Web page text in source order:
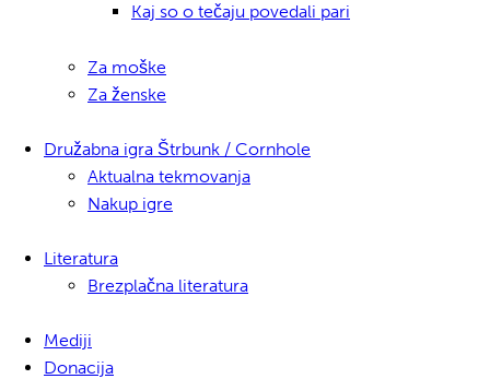
Kaj so o tečaju povedali pari
Za moške
Za ženske
Družabna igra Štrbunk / Cornhole
Aktualna tekmovanja
Nakup igre
Literatura
Brezplačna literatura
Mediji
Donacija